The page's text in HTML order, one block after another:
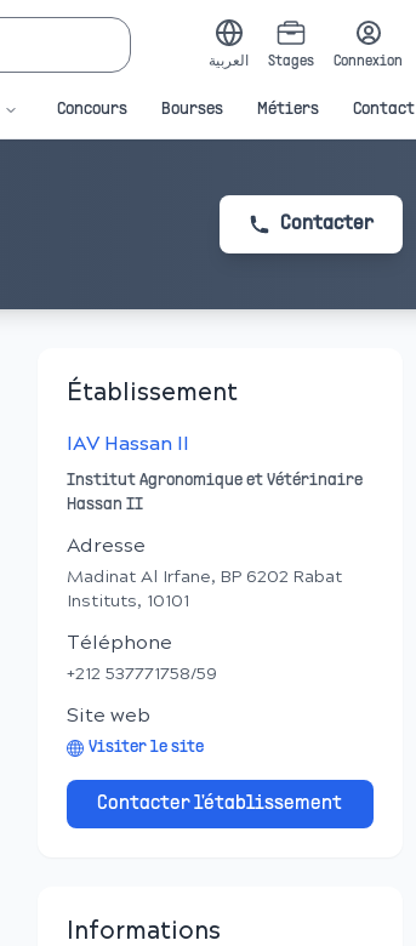
العربية Stages Connexion
Concours Bourses Métiers Contact
Contacter
Établissement
IAV Hassan II
Institut Agronomique et Vétérinaire
Hassan II
Adresse
Madinat Al Irfane, BP 6202 Rabat
Instituts, 10101
Téléphone
+212 537771758/59
Site web
Visiter le site
Contacter l'établissement
Informations